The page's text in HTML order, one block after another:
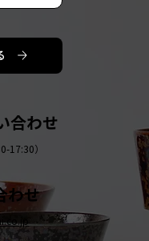
合わせ
17:30）
わせ